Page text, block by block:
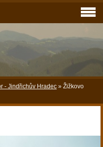
- Jindřichův Hradec » Žižkovo